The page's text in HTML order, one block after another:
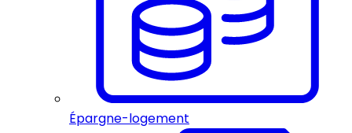
Épargne-logement